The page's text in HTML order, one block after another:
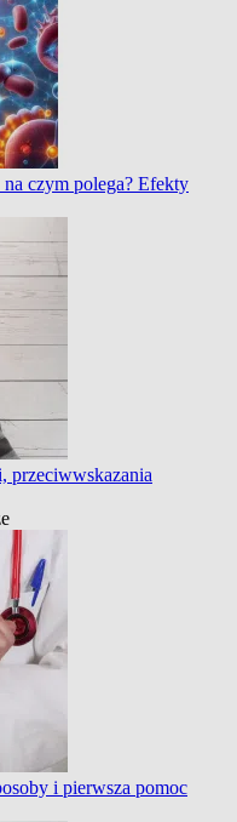
czym polega? Efekty
przeciwwskazania
i pierwsza pomoc